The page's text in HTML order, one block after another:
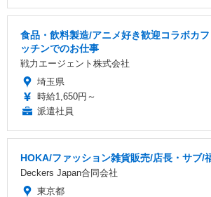
食品・飲料製造/アニメ好き歓迎コラボカ
ッチンでのお仕事
戦力エージェント株式会社
埼玉県
時給1,650円～
派遣社員
HOKA/ファッション雑貨販売/店長・サブ/
Deckers Japan合同会社
東京都